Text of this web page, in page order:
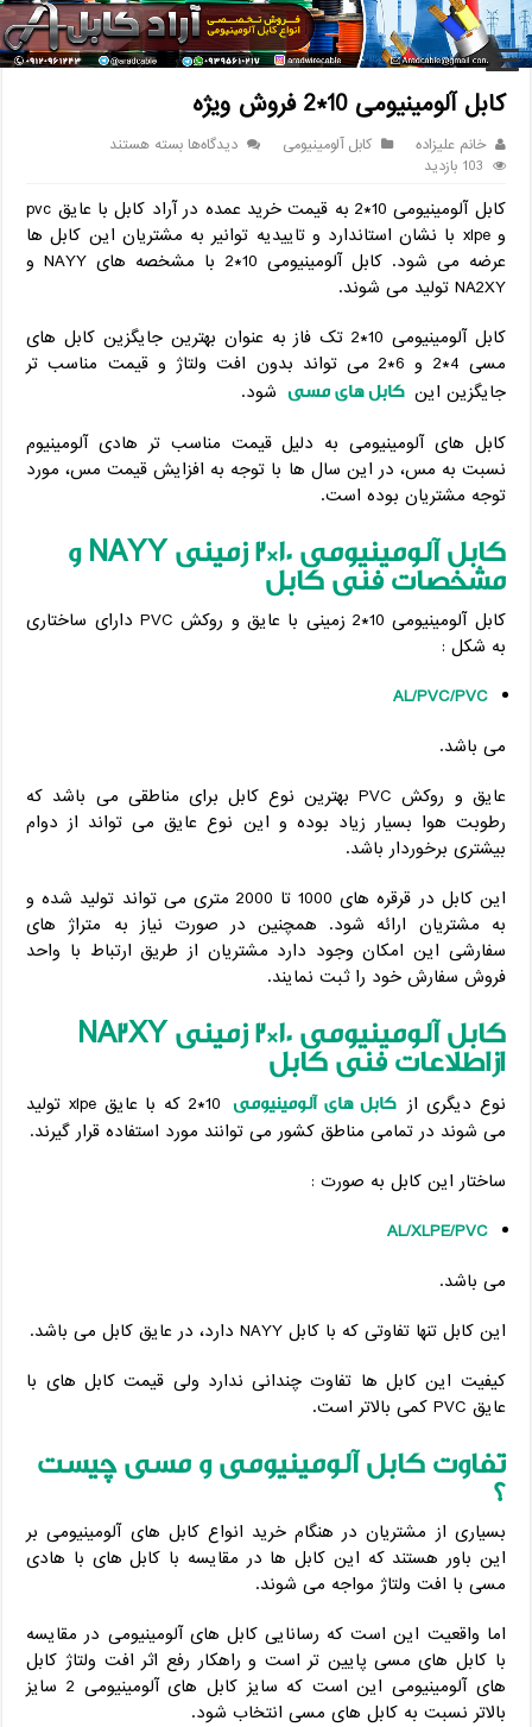
خانه / کابل / کابل آلومینیومی / کابل آلومینیومی 10*2 فروش ویژه
کابل آلومینیومی 10*2 فروش ویژه
خانم علیزاده کابل آلومینیومی دیدگاه‌هابرای
10*2
فروش
ویژه
بسته هستند
103 بازدید
کابل آلومینیومی 10*2 به قیمت خرید عمده در آراد کابل با عایق pvc
و xlpe با نشان استاندارد و تاییدیه توانیر به مشتریان این کابل ها
عرضه می شود. کابل آلومینیومی 10*2 با مشخصه های NAYY و
NA2XY تولید می شوند.
کابل آلومینیومی 10*2 تک فاز به عنوان بهترین جایگزین کابل های
مسی 4*2 و 6*2 می تواند بدون افت ولتاژ و قیمت مناسب تر
جایگزین این کابل های مسی شود.
کابل های آلومینیومی به دلیل قیمت مناسب تر هادی آلومینیوم
نسبت به مس، در این سال ها با توجه به افزایش قیمت مس، مورد
توجه مشتریان بوده است.
کابل آلومینیومی 10*2 زمینی NAYYو
مشخصات فنی کابل
کابل آلومینیومی 10*2 زمینی با عایق و روکش PVC دارای ساختاری
به شکل :
AL/PVC/PVC
می باشد.
عایق و روکش PVC بهترین نوع کابل برای مناطقی می باشد که
رطوبت هوا بسیار زیاد بوده و این نوع عایق می تواند از دوام
بیشتری برخوردار باشد.
این کابل در قرقره های 1000 تا 2000 متری می تواند تولید شده و
به مشتریان ارائه شود. همچنین در صورت نیاز به متراژ های
سفارشی این امکان وجود دارد مشتریان از طریق ارتباط با واحد
فروش سفارش خود را ثبت نمایند.
کابل آلومینیومی 10*2 زمینی NA2XY
ازاطلاعات فنی کابل
نوع دیگری از کابل های آلومینیومی
10*2 که با عایق xlpe تولید
می شوند در تمامی مناطق کشور می توانند مورد استفاده قرار گیرند.
ساختار این کابل به صورت :
AL/XLPE/PVC
می باشد.
این کابل تنها تفاوتی که با کابل NAYY دارد، در عایق کابل می باشد.
کیفیت این کابل ها تفاوت چندانی ندارد ولی قیمت کابل های با
عایق PVC کمی بالاتر است.
تفاوت کابل آلومینیومی و مسی چیست
؟
بسیاری از مشتریان در هنگام خرید انواع کابل های آلومینیومی بر
این باور هستند که این کابل ها در مقایسه با کابل های با هادی
مسی با افت ولتاژ مواجه می شوند.
اما واقعیت این است که رسانایی کابل های آلومینیومی در مقایسه
با کابل های مسی پایین تر است و راهکار رفع اثر افت ولتاژ کابل
های آلومینیومی این است که سایز کابل های آلومینیومی 2 سایز
بالاتر نسبت به کابل های مسی انتخاب شود.